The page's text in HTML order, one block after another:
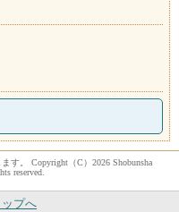
す。 Copyright（C）2026 Shobunsha
reserved.
プへ